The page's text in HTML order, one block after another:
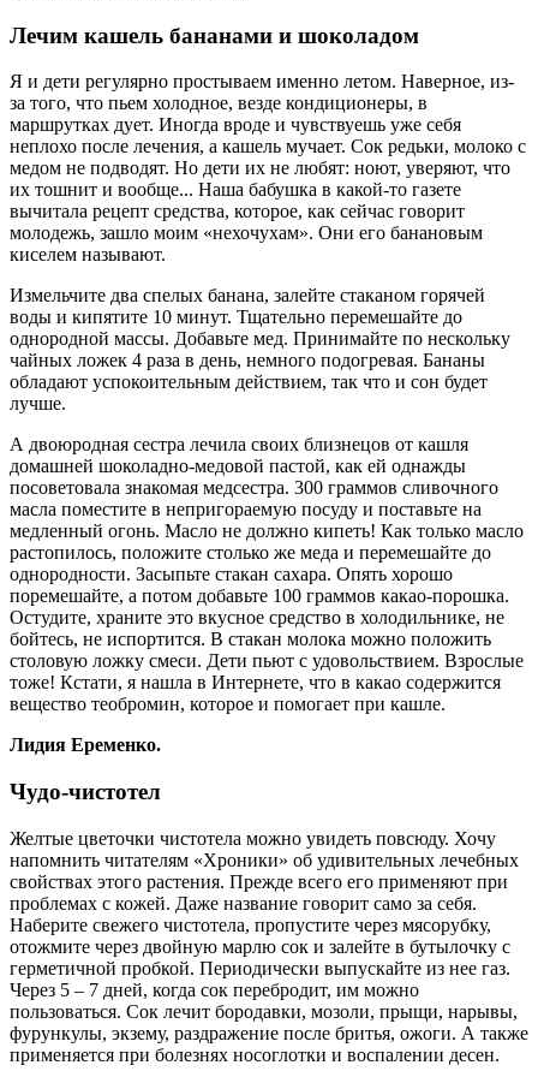
Лечим кашель бананами и шоколадом
Я и дети регулярно простываем именно летом. Наверное, из-
за того, что пьем холодное, везде кондиционеры, в
маршрутках дует. Иногда вроде и чувствуешь уже себя
неплохо после лечения, а кашель мучает. Сок редьки, молоко с
медом не подводят. Но дети их не любят: ноют, уверяют, что
их тошнит и вообще... Наша бабушка в какой-то газете
вычитала рецепт средства, которое, как сейчас говорит
молодежь, зашло моим «нехочухам». Они его банановым
киселем называют.
Измельчите два спелых банана, залейте стаканом горячей
воды и кипятите 10 минут. Тщательно перемешайте до
однородной массы. Добавьте мед. Принимайте по нескольку
чайных ложек 4 раза в день, немного подогревая. Бананы
обладают успокоительным действием, так что и сон будет
лучше.
А двоюродная сестра лечила своих близнецов от кашля
домашней шоколадно-медовой пастой, как ей однажды
посоветовала знакомая медсестра. 300 граммов сливочного
масла поместите в непригораемую посуду и поставьте на
медленный огонь. Масло не должно кипеть! Как только масло
растопилось, положите столько же меда и перемешайте до
однородности. Засыпьте стакан сахара. Опять хорошо
поремешайте, а потом добавьте 100 граммов какао-порошка.
Остудите, храните это вкусное средство в холодильнике, не
бойтесь, не испортится. В стакан молока можно положить
столовую ложку смеси. Дети пьют с удовольствием. Взрослые
тоже! Кстати, я нашла в Интернете, что в какао содержится
вещество теобромин, которое и помогает при кашле.
Лидия Еременко.
Чудо-чистотел
Желтые цветочки чистотела можно увидеть повсюду. Хочу
напомнить читателям «Хроники» об удивительных лечебных
свойствах этого растения. Прежде всего его применяют при
проблемах с кожей. Даже название говорит само за себя.
Наберите свежего чистотела, пропустите через мясорубку,
отожмите через двойную марлю сок и залейте в бутылочку с
герметичной пробкой. Периодически выпускайте из нее газ.
Через 5 – 7 дней, когда сок перебродит, им можно
пользоваться. Сок лечит бородавки, мозоли, прыщи, нарывы,
фурункулы, экзему, раздражение после бритья, ожоги. А также
применяется при болезнях носоглотки и воспалении десен.